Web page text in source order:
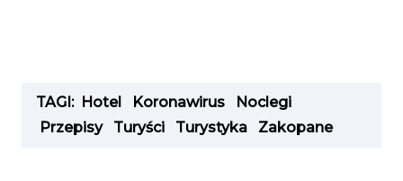
TAGI: Hotel Koronawirus
Noclegi
Przepisy
Turyści Turystyka Zakopane